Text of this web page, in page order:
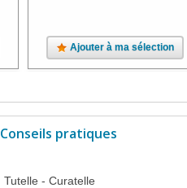
Ajouter à ma sélection
Conseils pratiques
Tutelle - Curatelle